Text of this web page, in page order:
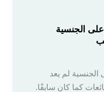
الجنسية
الجنسية لم يعد
كما كان سابقًا.